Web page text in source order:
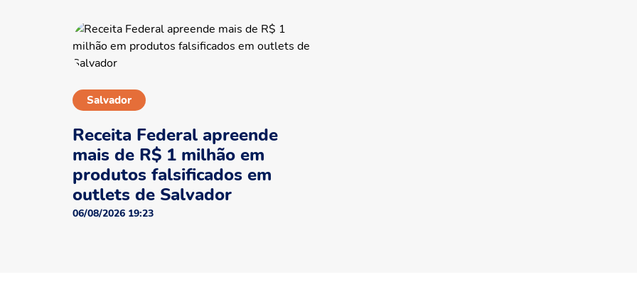
Salvador
Receita Federal apreende
mais de R$ 1 milhão em
produtos falsificados em
outlets de Salvador
06/08/2026 19:23